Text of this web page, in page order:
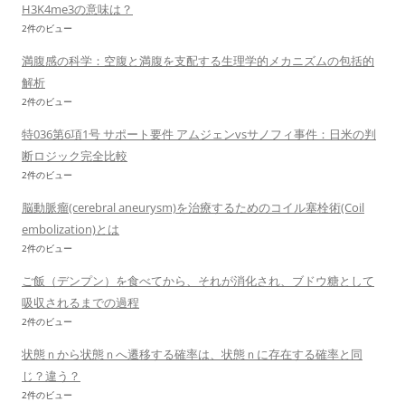
H3K4me3の意味は？
2件のビュー
満腹感の科学：空腹と満腹を支配する生理学的メカニズムの包括的
解析
2件のビュー
特036第6項1号 サポート要件 アムジェンvsサノフィ事件：日米の判
断ロジック完全比較
2件のビュー
脳動脈瘤(cerebral aneurysm)を治療するためのコイル塞栓術(Coil
embolization)とは
2件のビュー
ご飯（デンプン）を食べてから、それが消化され、ブドウ糖として
吸収されるまでの過程
2件のビュー
状態ｎから状態ｎへ遷移する確率は、状態ｎに存在する確率と同
じ？違う？
2件のビュー